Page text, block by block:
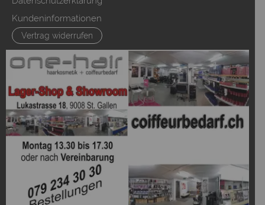
Kundeninformationen
Vertrag widerrufen